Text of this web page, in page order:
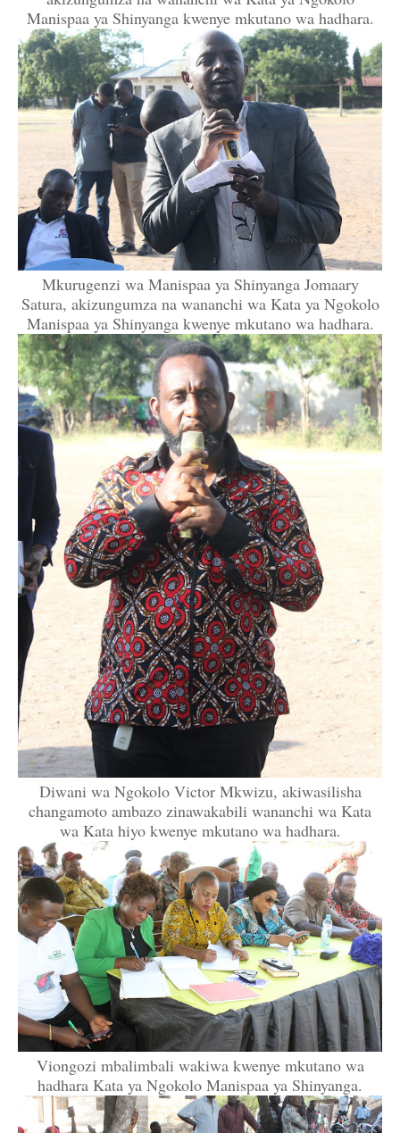
Manispaa ya Shinyanga kwenye mkutano wa hadhara.
Mkurugenzi wa Manispaa ya Shinyanga Jomaary
Satura, akizungumza na wananchi wa Kata ya Ngokolo
Manispaa ya Shinyanga kwenye mkutano wa hadhara.
Diwani wa Ngokolo Victor Mkwizu, akiwasilisha
changamoto ambazo zinawakabili wananchi wa Kata
wa Kata hiyo kwenye mkutano wa hadhara.
Viongozi mbalimbali wakiwa kwenye mkutano wa
hadhara Kata ya Ngokolo Manispaa ya Shinyanga.